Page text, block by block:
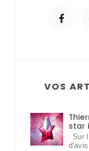
VOS
star
Sur